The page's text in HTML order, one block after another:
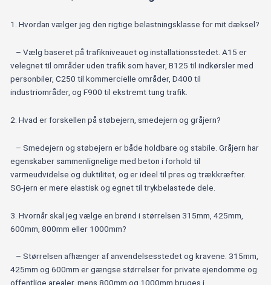
1. Hvordan vælger jeg den rigtige belastningsklasse for mit dæksel?
– Vælg baseret på trafikniveauet og installationsstedet. A15 er
velegnet til områder uden trafik som haver, B125 til indkørsler med
personbiler, C250 til kommercielle områder, D400 til
industriområder, og F900 til ekstremt tung trafik.
2. Hvad er forskellen på støbejern, smedejern og gråjern?
– Smedejern og støbejern er både holdbare og stabile. Gråjern har
egenskaber sammenlignelige med beton i forhold til
varmeudvidelse og duktilitet, og er ideel til pres og trækkræfter.
SG-jern er mere elastisk og egnet til trykbelastede dele.
3. Hvornår skal jeg vælge en brønd i størrelsen 315mm, 425mm,
600mm, 800mm eller 1000mm?
– Størrelsen afhænger af anvendelsesstedet og kravene. 315mm,
425mm og 600mm er gængse størrelser for private ejendomme og
offentlige arealer, mens 800mm og 1000mm bruges i